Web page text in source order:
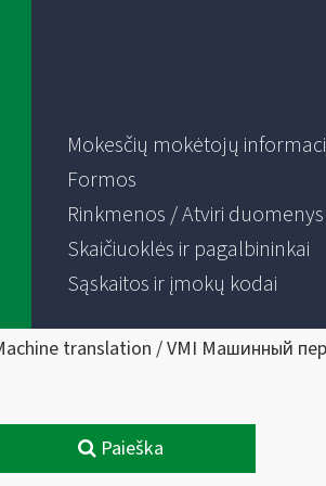
Mokesčių mokėtojų
Formos
Rinkmenos / Atviri duomenys
Skaičiuoklės ir pagalbininkai
Sąskaitos ir įmokų kodai
translation / VMI Машинный
Paieška